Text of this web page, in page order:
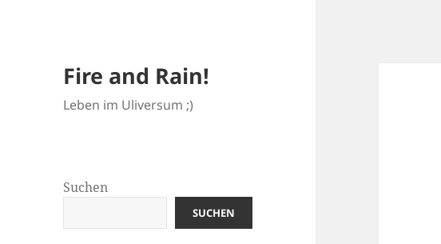
Fire and Rain!
Leben im Uliversum ;)
Suchen
SUCHEN